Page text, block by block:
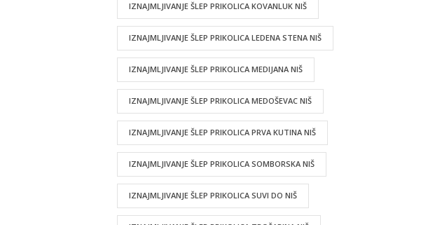
IZNAJMLJIVANJE ŠLEP PRIKOLICA KOVANLUK NIŠ
IZNAJMLJIVANJE ŠLEP PRIKOLICA LEDENA STENA NIŠ
IZNAJMLJIVANJE ŠLEP PRIKOLICA MEDIJANA NIŠ
IZNAJMLJIVANJE ŠLEP PRIKOLICA MEDOŠEVAC NIŠ
IZNAJMLJIVANJE ŠLEP PRIKOLICA PRVA KUTINA NIŠ
IZNAJMLJIVANJE ŠLEP PRIKOLICA SOMBORSKA NIŠ
IZNAJMLJIVANJE ŠLEP PRIKOLICA SUVI DO NIŠ